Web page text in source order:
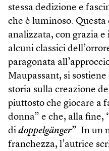
stessa dedizione e
che è luminoso. Questa
analizzata, con grazia
alcuni classici
paragonata
Maupassant, si sostiene
storia sulla creazione
piuttosto che giocare a
donna” e che, alla fine,
di doppelgänger”. In un
franchezza, l’autrice